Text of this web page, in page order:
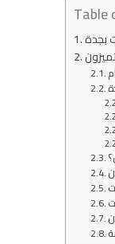
Table